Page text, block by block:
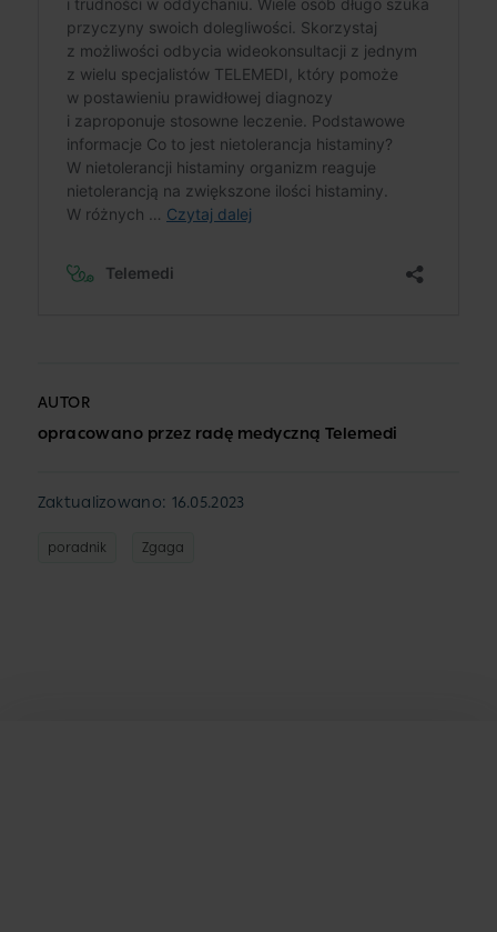
AUTOR
opracowano przez radę medyczną Telemedi
Zaktualizowano: 16.05.2023
poradnik Zgaga